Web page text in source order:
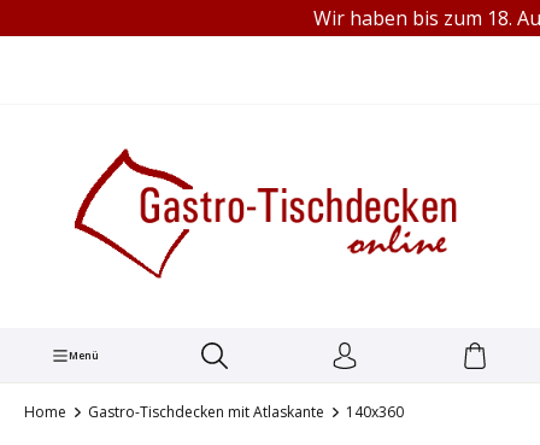
TEL.: +49 (0) 251 1445680Wir haben bis zum 18.
Menü
Home Gastro-Tischdecken mit Atlaskante 140x360